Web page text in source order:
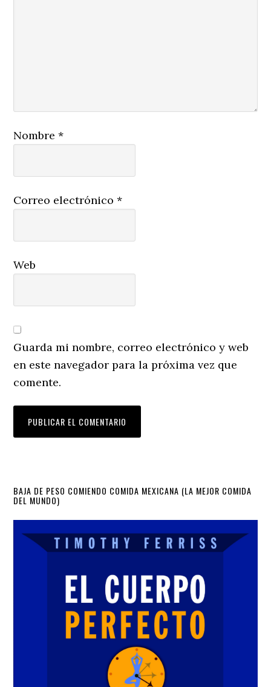
Nombre*
Correo electrónico*
Web
Guarda mi nombre, correo electrónico y web
en este navegador para la próxima vez que
comente.
Primary
Sidebar
BAJA DE PESO COMIENDO COMIDA MEXICANA (LA MEJOR COMIDA
DEL MUNDO)